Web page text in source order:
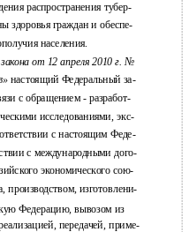
распространения тубер-
здоровья граждан и обеспе-
населения.
от 12 апреля 2010 г. №
настоящий Федеральный за-
с обращением - разработ-
исследованиями, экс-
с настоящим Феде-
с международными дого-
экономического сою-
производством, изготовлени-
Федерацию, вывозом из
передачей, приме-